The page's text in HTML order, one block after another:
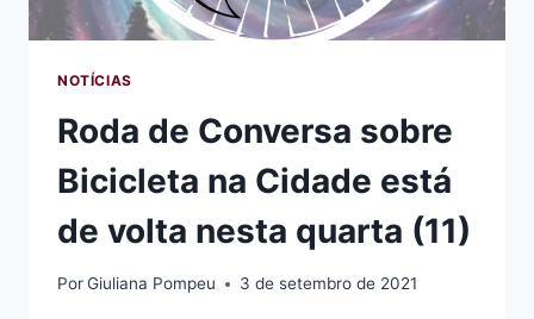
NOTÍCIAS
Roda de Conversa sobre
Bicicleta na Cidade está
de volta nesta quarta (11)
PorGiuliana Pompeu 3 de setembro de 2021